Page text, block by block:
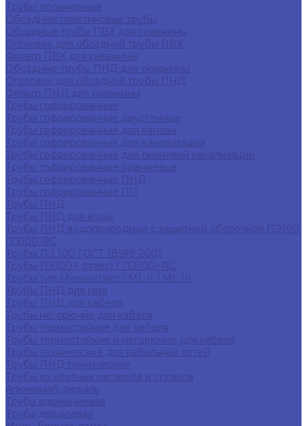
Трубы полимерные
Обсадные пластиковые трубы
Обсадные трубы ПВХ для скважины
Оголовок для обсадной трубы ПВХ
Фильтр ПВХ для скважины
Обсадные трубы ПНД для скважины
Оголовок для обсадной трубы ПНД
Фильтр ПНД для скважины
Трубы гофрированные
Трубы гофрированные двустенные
Трубы гофрированные для канавы
Трубы гофрированные для канализации
Трубы гофрированные для ливневой канализации
Трубы гофрированные оранжевые
Трубы гофрированные ПНД
Трубы гофрированные ПП
Трубы ПНД
Трубы ПНД для воды
Трубы ПНД водопроводные с защитной оболочкой ПЭ100,
ПЭ100-RC
Трубы ПЭ 100 ГОСТ 18599-2001
Трубы ПЭ100+ (плюс) / ПЭ100+RC
Трубы тип Мультипайп / ML II / ML III
Трубы ПНД для газа
Трубы ПНД для кабеля
Трубы негорючие для кабеля
Трубы термостойкие для кабеля
Трубы термостойкие и негорючие для кабеля
Трубы технические для кабельных сетей
Трубы ПНД технические
Трубы из цветных металлов и сплавов
Алюминий, дюраль
Труба алюминиевая
Труба дюралевая